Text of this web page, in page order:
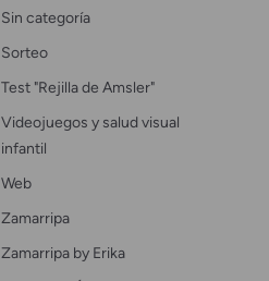
Sin categoría
Sorteo
Test "Rejilla de Amsler"
Videojuegos y salud visual
infantil
Web
Zamarripa
Zamarripa by Erika